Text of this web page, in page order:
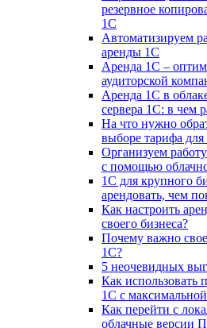
резервное
1С
Автоматизируем
аренды 1С
Аренда 1С –
аудиторской
Аренда 1С в
сервера 1С: в чем
На что нужно
выборе тарифа
Организуем
с помощью
1С для крупного
арендовать, чем
Как настроить
своего бизнеса?
Почему важно
1С?
5 неочевидных
Как использовать
1С с
Как перейти с
облачные версии